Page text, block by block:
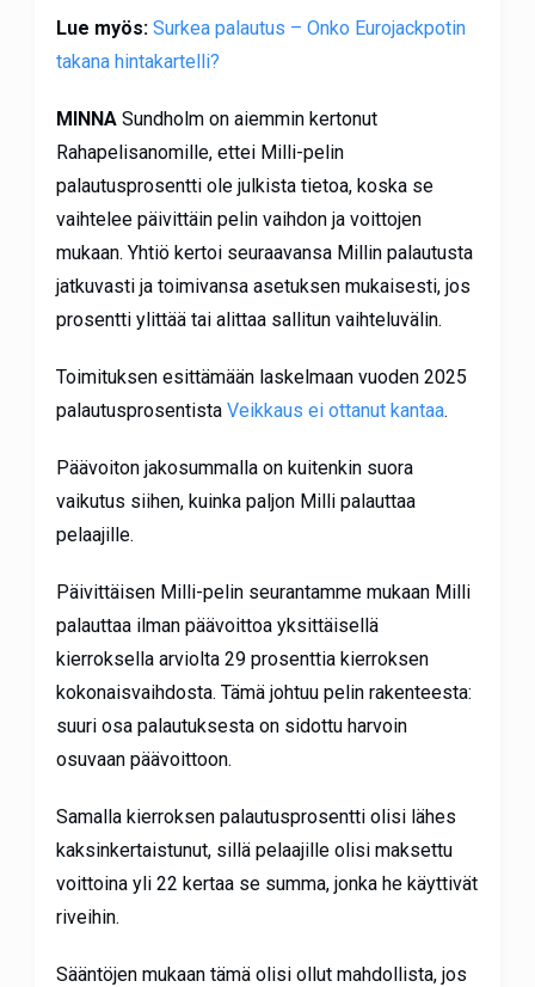
Lue myös: Surkea palautus – Onko Eurojackpotin
takana hintakartelli?
MINNASundholm on aiemmin kertonut
Rahapelisanomille, ettei Milli-pelin
palautusprosentti ole julkista tietoa, koska se
vaihtelee päivittäin pelin vaihdon ja voittojen
mukaan. Yhtiö kertoi seuraavansa Millin palautusta
jatkuvasti ja toimivansa asetuksen mukaisesti, jos
prosentti ylittää tai alittaa sallitun vaihteluvälin.
Toimituksen esittämään laskelmaan vuoden 2025
palautusprosentista Veikkaus ei ottanut kantaa.
Päävoiton jakosummalla on kuitenkin suora
vaikutus siihen, kuinka paljon Milli palauttaa
pelaajille.
Päivittäisen Milli-pelin seurantamme mukaan Milli
palauttaa ilman päävoittoa yksittäisellä
kierroksella arviolta 29 prosenttia kierroksen
kokonaisvaihdosta. Tämä johtuu pelin rakenteesta:
suuri osa palautuksesta on sidottu harvoin
osuvaan päävoittoon.
Samalla kierroksen palautusprosentti olisi lähes
kaksinkertaistunut, sillä pelaajille olisi maksettu
voittoina yli 22 kertaa se summa, jonka he käyttivät
riveihin.
Sääntöjen mukaan tämä olisi ollut mahdollista, jos